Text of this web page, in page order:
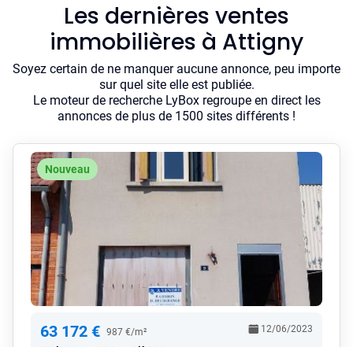
Les dernières ventes
immobilières à Attigny
Soyez certain de ne manquer aucune annonce, peu importe
sur quel site elle est publiée.
Le moteur de recherche LyBox regroupe en direct les
annonces de plus de 1500 sites différents !
Nouveau
63 172 € 987 €/m² 12/06/2023